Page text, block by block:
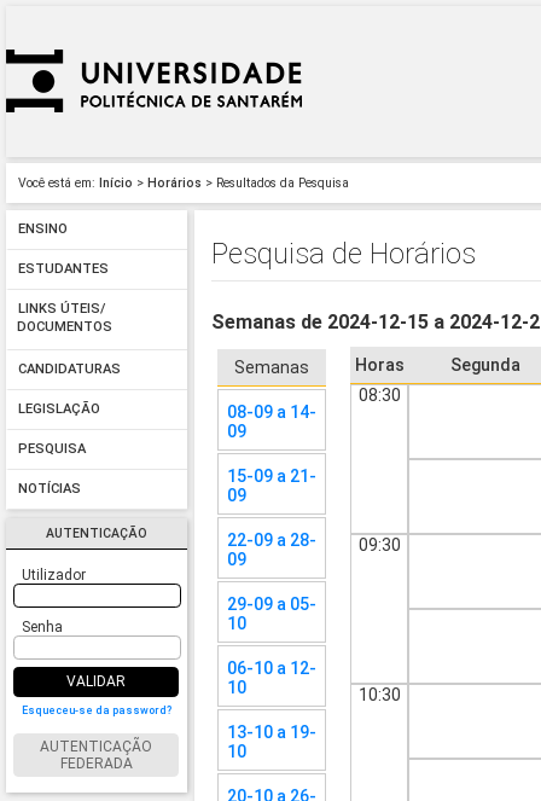
Você está em: Início > Horários > Resultados da Pesquisa
ENSINO
ESTUDANTES
LINKS ÚTEIS/
DOCUMENTOS
CANDIDATURAS
LEGISLAÇÃO
PESQUISA
NOTÍCIAS
AUTENTICAÇÃO
Utilizador
Senha
VALIDAR
Esqueceu-se da password?
AUTENTICAÇÃO
FEDERADA
Pesquisa de Horários
Semanas de 2024-12-15 a 2024-12-
Semanas
08-09 a 14-
09
15-09 a 21-
09
22-09 a 28-
09
29-09 a 05-
10
06-10 a 12-
10
13-10 a 19-
10
20-10 a 26-
Horas
Segunda
08:30
09:30
10:30